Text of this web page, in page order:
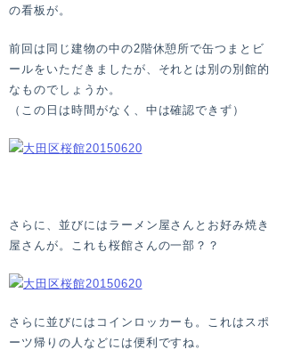
の看板が。
前回は同じ建物の中の2階休憩所で缶つまとビ
ールをいただきましたが、それとは別の別館的
なものでしょうか。
（この日は時間がなく、中は確認できず）
さらに、並びにはラーメン屋さんとお好み焼き
屋さんが。これも桜館さんの一部？？
さらに並びにはコインロッカーも。これはスポ
ーツ帰りの人などには便利ですね。